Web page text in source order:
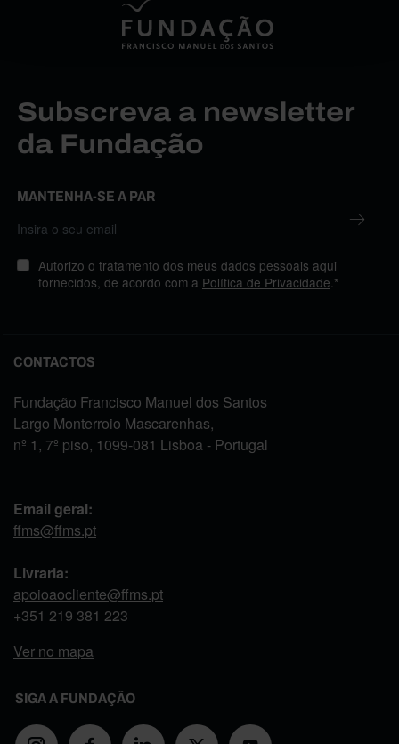
Subscreva a newsletter
da Fundação
MANTENHA-SE A PAR
Autorizo o tratamento dos meus dados pessoais aqui
fornecidos, de acordo com a Política de Privacidade .*
CONTACTOS
Fundação Francisco Manuel dos Santos
Largo Monterroio Mascarenhas,
nº 1, 7º piso, 1099-081 Lisboa - Portugal
Email geral:
ffms@ffms.pt
Livraria:
apoioaocliente@ffms.pt
+351 219 381 223
Ver no mapa
SIGA A FUNDAÇÃO